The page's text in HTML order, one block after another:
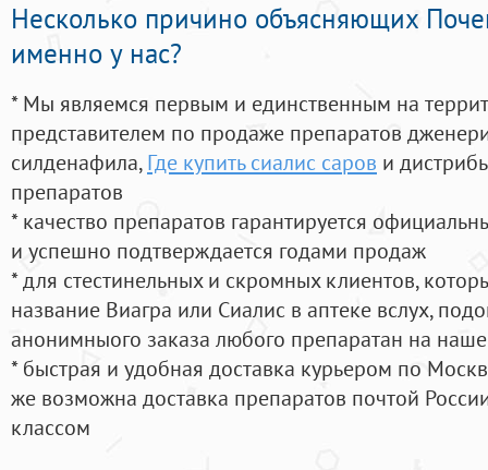
Несколько причино объясняющих
именно у нас?
* Мы являемся первым и единственным на
представителем по продаже препаратов
силденафила, Где купить сиалис саров и
препаратов
* качество препаратов гарантируется
и успешно подтверждается годами продаж
* для стестинельных и скромных клиентов,
название Виагра или Сиалис в аптеке вслух,
анонимныого заказа любого препаратан на
* быстрая и удобная доставка курьером по
же возможна доставка препаратов почтой
классом